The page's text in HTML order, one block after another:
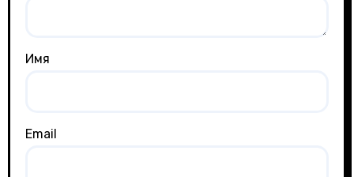
Имя
Email